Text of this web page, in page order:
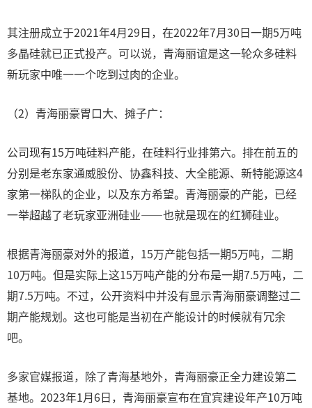
其注册成立于2021年4月29日，在2022年7月30日一期5万吨
多晶硅就已正式投产。可以说，青海丽谊是这一轮众多硅料
新玩家中唯一一个吃到过肉的企业。
（2）青海丽豪胃口大、摊子广：
公司现有15万吨硅料产能，在硅料行业排第六。排在前五的
分别是老东家通威股份、协鑫科技、大全能源、新特能源这4
家第一梯队的企业，以及东方希望。青海丽豪的产能，已经
一举超越了老玩家亚洲硅业——也就是现在的红狮硅业。
根据青海丽豪对外的报道，15万产能包括一期5万吨，二期
10万吨。但是实际上这15万吨产能的分布是一期7.5万吨，二
期7.5万吨。不过，公开资料中并没有显示青海丽豪调整过二
期产能规划。这也可能是当初在产能设计的时候就有冗余
吧。
多家官媒报道，除了青海基地外，青海丽豪正全力建设第二
基地。2023年1月6日，青海丽豪宣布在宜宾建设年产10万吨